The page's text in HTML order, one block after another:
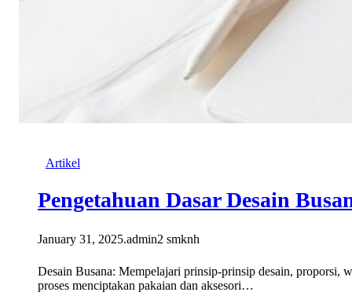
Artikel
Pengetahuan Dasar Desain
January 31, 2025.admin2 smknh
Desain Busana: Mempelajari prinsip-prinsip desain, proporsi,
proses menciptakan pakaian dan aksesori…